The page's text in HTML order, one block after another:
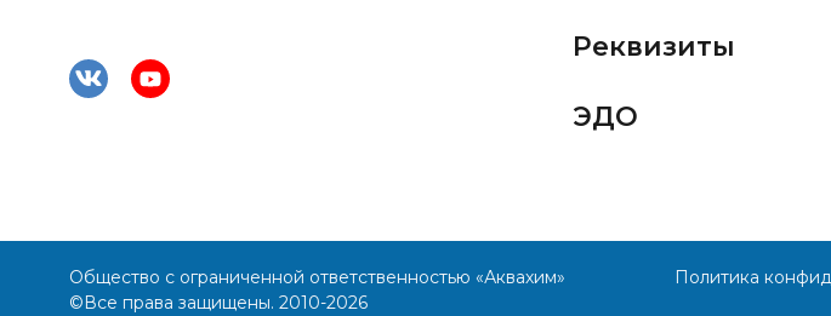
Реквизиты
ЭДО
Общество с ограниченной ответственностью «Аквахим»
©Все права защищены. 2010-2026
Политика